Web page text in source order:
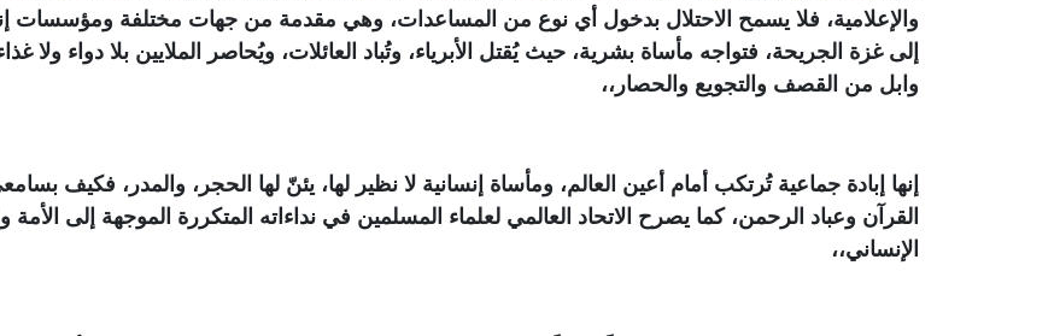
والإعلامية، فلا يسمح الاحتلال بدخول أي نوع من المساعدات، وهي مقدمة من جهات مختلفة ومؤسسات
إلى غزة الجريحة، فتواجه مأساة بشرية، حيث يُقتل الأبرياء، وتُباد العائلات، ويُحاصر الملايين بلا دواء ولا
وابل من القصف والتجويع والحصار،،
إنها إبادة جماعية تُرتكب أمام أعين العالم، ومأساة إنسانية لا نظير لها، يئنّ لها الحجر، والمدر، فكيف
القرآن وعباد الرحمن، كما يصرح الاتحاد العالمي لعلماء المسلمين في نداءاته المتكررة الموجهة إلى الأمة
الإنساني،،